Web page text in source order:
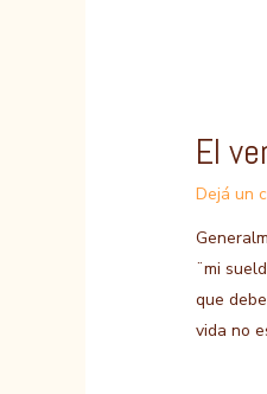
El
Dejá un
¨mi
que
vida no